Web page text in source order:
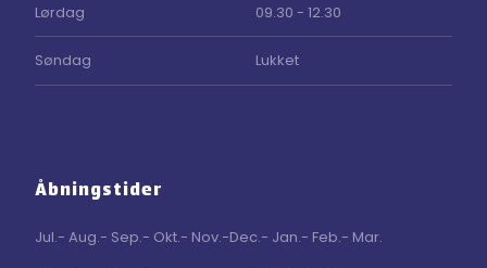
Lørdag 09.30 - 12.30
Søndag Lukket
Åbningstider
Jul.- Aug.- Sep.- Okt.- Nov.-Dec.- Jan.- Feb.- Mar.